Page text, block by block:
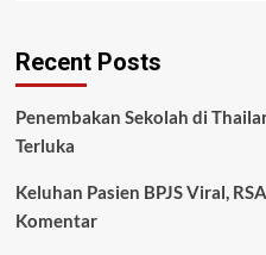
Sentral
Tahan
Investor
Recent Posts
Penembakan Sekolah di
Terluka
Keluhan Pasien BPJS Viral,
Komentar